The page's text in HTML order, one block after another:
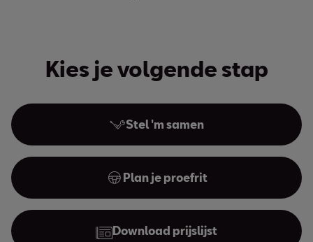
Kies je volgende stap
Stel 'm samen
Plan je proefrit
Download prijslijst